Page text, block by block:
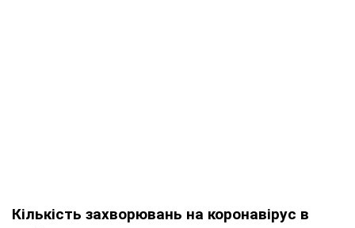
Кількість захворювань на коронавірус в